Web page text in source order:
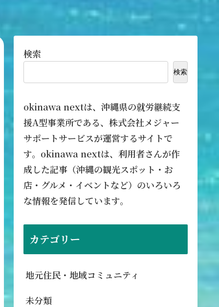
検索
検索
okinawa nextは、沖縄県の就労継続支
援A型事業所である、株式会社メジャー
サポートサービスが運営するサイトで
す。okinawa nextは、利用者さんが作
成した記事（沖縄の観光スポット・お
店・グルメ・イベントなど）のいろいろ
な情報を発信しています。
カテゴリー
地元住民・地域コミュニティ
未分類